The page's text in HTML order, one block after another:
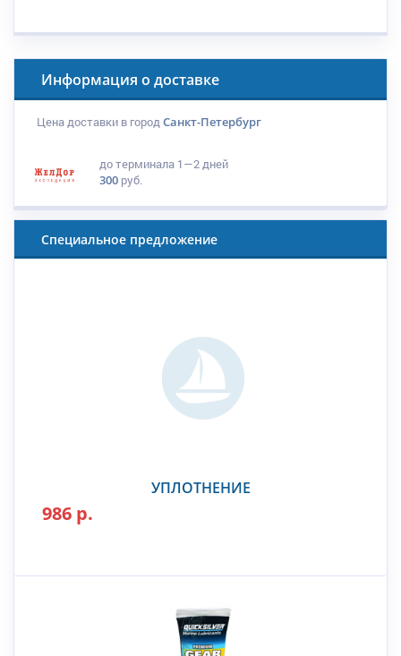
Информация о доставке
Цена доставки в городСанкт-Петербург
до терминала 1—2 дней
300 руб.
Специальное предложение
УПЛОТНЕНИЕ
986 р.